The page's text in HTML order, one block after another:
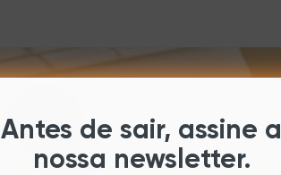
Antes de sair, assine a
nossa newsletter.